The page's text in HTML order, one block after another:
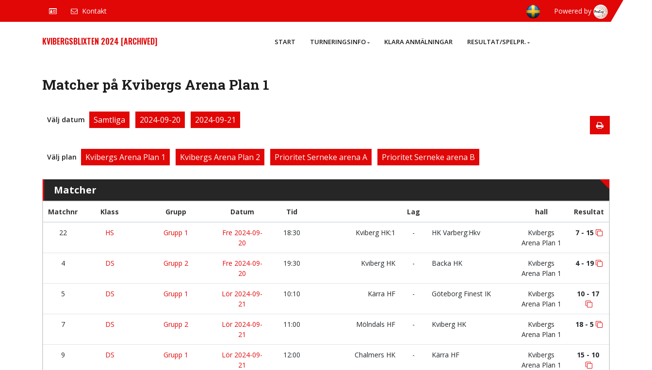
Kontakt Powered by
KVIBERGSBLIXTEN 2024 [ARCHIVED] START TURNERINGSINFO KLARA ANMÄLNINGAR RESULTAT/SPELPR.
Matcher på Kvibergs Arena Plan 1
Välj datum Samtliga 2024-09-20 2024-09-21
Välj plan Kvibergs Arena Plan 1 Kvibergs Arena Plan 2 Prioritet Serneke arena A Prioritet Serneke arena B
Matcher
Matchnr Klass Grupp Datum Tid Lag hall Resultat
22 HS Grupp 1
Fre 2024-09-
20
18:30 Kviberg HK:1 - HK Varberg:Hkv
Kvibergs
Arena Plan 1
7 - 15
4 DS Grupp 2
Fre 2024-09-
20
19:30 Kviberg HK - Backa HK
Kvibergs
Arena Plan 1
4 - 19
5 DS Grupp 1
Lör 2024-09-
21
10:10 Kärra HF - Göteborg Finest IK
Kvibergs
Arena Plan 1
10 - 17
7 DS Grupp 2
Lör 2024-09-
21
11:00 Mölndals HF - Kviberg HK
Kvibergs
Arena Plan 1
18 - 5
9 DS Grupp 1
Lör 2024-09-
21
12:00 Chalmers HK - Kärra HF
Kvibergs
Arena Plan 1
15 - 10